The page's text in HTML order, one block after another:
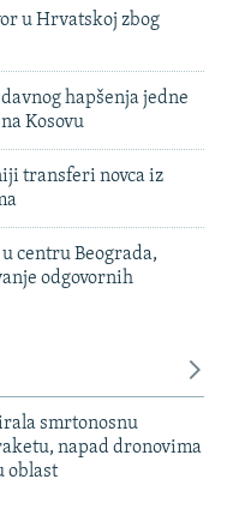
u Hrvatskoj zbog
hapšenja jedne
Kosovu
transferi novca iz
centru Beograda,
odgovornih
smrtonosnu
napad dronovima
oblast